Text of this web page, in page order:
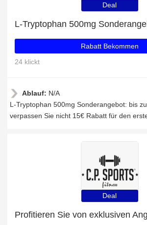
Deal
Rabatt Bekommen
24 klickt
Ablauf: N/A
L-Tryptophan 500mg Sonderangebot: bis
verpassen Sie nicht 15€ Rabatt für den
Deal